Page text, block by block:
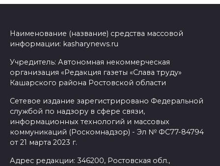
Наименование (название) средства массовой
информации: kasharynews.ru
Учредитель: Автономная некоммерческая
организация «Редакция газеты «Слава труду»
Кашарского района Ростовской области
Сетевое издание зарегистрировано Федеральной
службой по надзору в сфере связи,
информационных технологий и массовых
коммуникаций (Роскомнадзор) - Эл № ФС77-84794
от 21 марта 2023 г.
Адрес редакции: 346200, Ростовская обл.,